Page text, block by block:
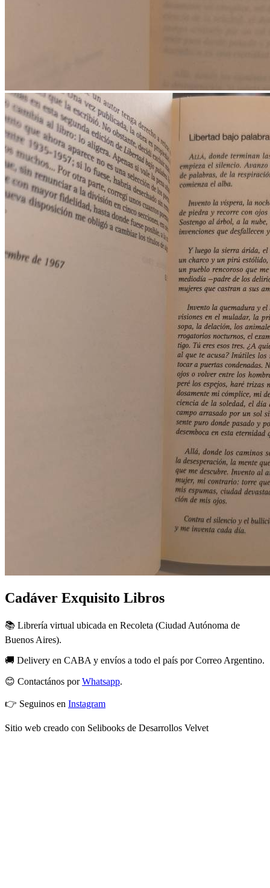
Cadáver Exquisito Libros
📚 Librería virtual ubicada en Recoleta (Ciudad Autónoma de
Buenos Aires).
🚚 Delivery en CABA y envíos a todo el país por Correo Argentino.
😊 Contactános porWhatsapp.
👉 Seguinos en Instagram
Sitio web creado con Selibooks de Desarrollos Velvet